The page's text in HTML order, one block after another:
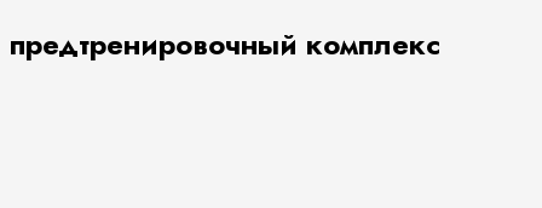
предтренировочный комплекс